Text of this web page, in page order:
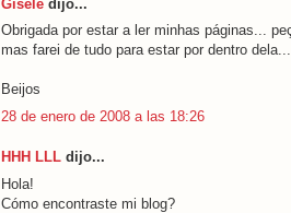
Gisele dijo...
Obrigada por estar a ler minhas páginas...
mas farei de tudo para estar por dentro
Beijos
28 de enero de 2008 a las 18:26
HHH LLL dijo...
Hola!
Cómo encontraste mi blog?